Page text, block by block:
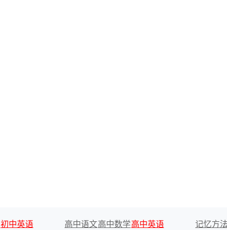
初中英语
高中语文高中数学高中英语
记忆方法